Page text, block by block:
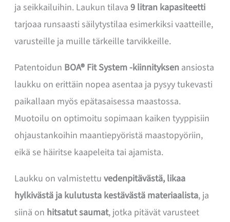
ja seikkailuihin. Laukun tilava 9 litran kapasiteetti
tarjoaa runsaasti säilytystilaa esimerkiksi vaatteille,
varusteille ja muille tärkeille tarvikkeille.
Patentoidun BOA® Fit System -kiinnityksenansiosta
laukku on erittäin nopea asentaa ja pysyy tukevasti
paikallaan myös epätasaisessa maastossa.
Muotoilu on optimoitu sopimaan kaiken tyyppisiin
ohjaustankoihin maantiepyöristä maastopyöriin,
eikä se häiritse kaapeleita tai ajamista.
Laukku on valmistettu vedenpitävästä, likaa
hylkivästä ja kulutusta kestävästä materiaalista, ja
siinä on hitsatut saumat, jotka pitävät varusteet